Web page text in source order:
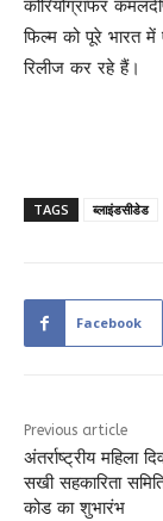
कोरियोग्राफर
फिल्म को पूरे भारत में
रिलीज कर रहे हैं।
TAGS ब्लाइंडसीडेड
Facebook
Previous article
अंतर्राष्ट्रीय महिला
सखी सहकारिता
कोड का शुभारंभ